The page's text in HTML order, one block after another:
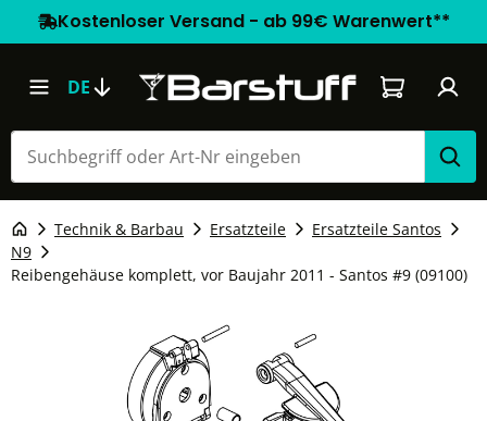
Kostenloser Versand - ab 99€ Warenwert**
DE Warenkorb
Technik & Barbau Ersatzteile
Ersatzteile Santos
N9
Reibengehäuse komplett, vor Baujahr 2011 - Santos #9 (09100)